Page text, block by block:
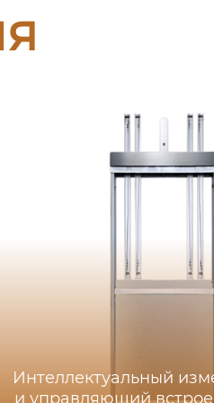
Интеллектуальный
и управляющий